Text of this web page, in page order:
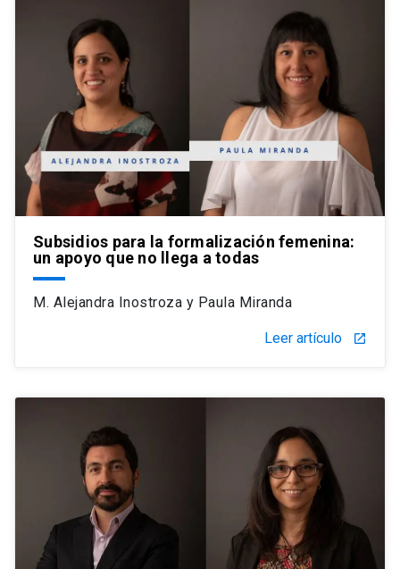
Subsidios para la formalización femenina:
un apoyo que no llega a todas
M. Alejandra Inostroza y Paula Miranda
Leer artículo launch